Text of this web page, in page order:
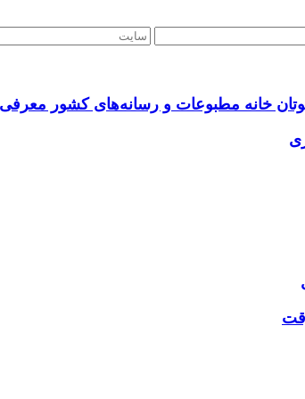
خانه مطبوعات و رسانه‌های کشور